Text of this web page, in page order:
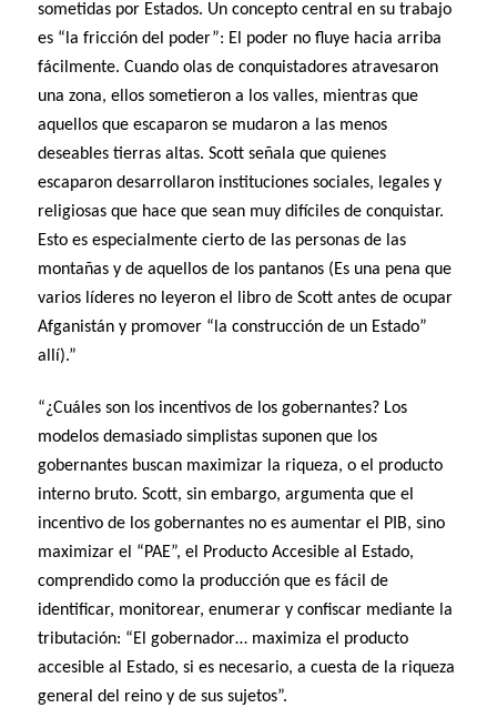
sometidas por Estados. Un concepto central en su trabajo
es “la fricción del poder”: El poder no fluye hacia arriba
fácilmente. Cuando olas de conquistadores atravesaron
una zona, ellos sometieron a los valles, mientras que
aquellos que escaparon se mudaron a las menos
deseables tierras altas. Scott señala que quienes
escaparon desarrollaron instituciones sociales, legales y
religiosas que hace que sean muy difíciles de conquistar.
Esto es especialmente cierto de las personas de las
montañas y de aquellos de los pantanos (Es una pena que
varios líderes no leyeron el libro de Scott antes de ocupar
Afganistán y promover “la construcción de un Estado”
allí).”
“¿Cuáles son los incentivos de los gobernantes? Los
modelos demasiado simplistas suponen que los
gobernantes buscan maximizar la riqueza, o el producto
interno bruto. Scott, sin embargo, argumenta que el
incentivo de los gobernantes no es aumentar el PIB, sino
maximizar el “PAE”, el Producto Accesible al Estado,
comprendido como la producción que es fácil de
identificar, monitorear, enumerar y confiscar mediante la
tributación: “El gobernador… maximiza el producto
accesible al Estado, si es necesario, a cuesta de la riqueza
general del reino y de sus sujetos”.